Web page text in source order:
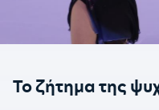
Το ζήτημα της